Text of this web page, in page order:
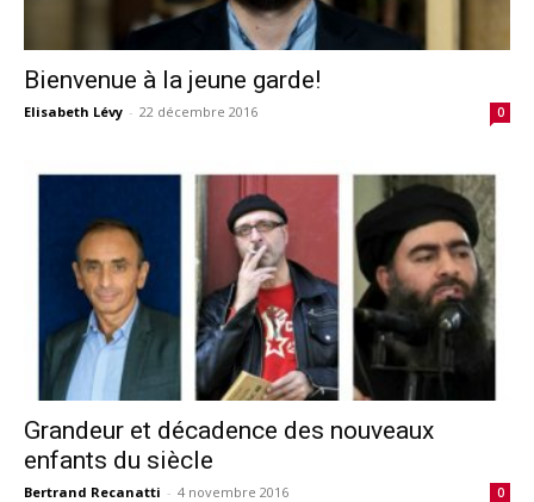
Bienvenue à la jeune garde!
Elisabeth Lévy - 22 décembre 2016 0
Grandeur et décadence des nouveaux
enfants du siècle
Bertrand Recanatti - 4 novembre 2016 0